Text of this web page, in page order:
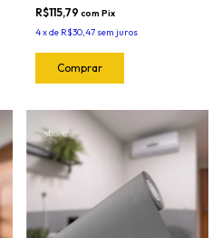
R$115,79 com Pix
4xde R$30,47 sem juros